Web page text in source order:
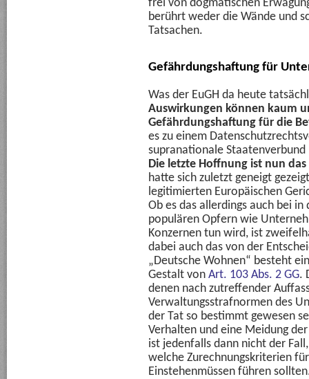
frei von dogmatischen
berührt weder die Wände und
Tatsachen.
Gefährdungshaftung für
Was der EuGH da heute
Auswirkungen können kaum
Gefährdungshaftung für die
es zu einem
supranationale
Die letzte Hoffnung ist nun
hatte sich zuletzt geneigt
legitimierten Europäischen
Ob es das allerdings auch bei
populären Opfern wie
Konzernen tun wird, ist
dabei auch das von der
„Deutsche Wohnen“ besteht
Gestalt von Art. 103 Abs. 2 GG.
denen nach zutreffender
Verwaltungsstrafnormen des
der Tat so bestimmt gewesen
Verhalten und eine Meidung
ist jedenfalls dann nicht der
welche Zurechnungskriterien
Einstehenmüssen führen